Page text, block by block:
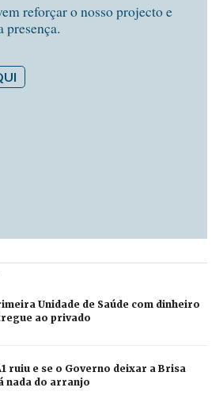
reforçar o nosso projecto e
presença.
Unidade de Saúde com dinheiro
ao privado
ruiu e se o Governo deixar a Brisa
nada do arranjo